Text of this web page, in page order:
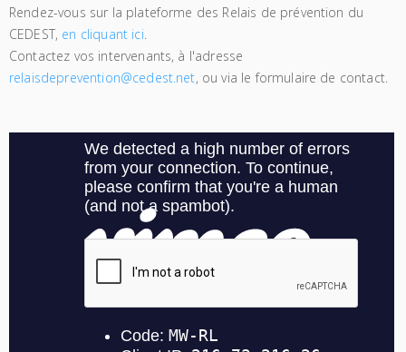
Rendez-vous sur la plateforme des Relais de prévention du
CEDEST, en cliquant ici
Contactez vos intervenants, à l'adresse
relaisdeprevention@cedest.net, ou via le formulaire de contact.